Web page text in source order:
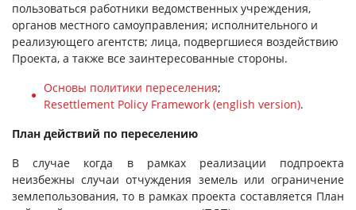
пользоваться работники ведомственных учреждения,
органов местного самоуправления; исполнительного и
реализующего агентств; лица, подвергшиеся воздействию
Проекта, а также все заинтересованные стороны.
Основы политики переселения;
Resettlement Policy Framework (english version).
План действий по переселению
В случае когда в рамках реализации подпроекта
неизбежны случаи отчуждения земель или ограничение
землепользования, то в рамках проекта составляется План